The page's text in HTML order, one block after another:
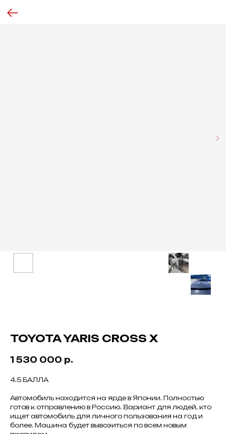
TOYOTA YARIS CROSS X
1 530 000 р.
4.5 БАЛЛА
Автомобиль находится на ярде в Японии. Полностью
готов к отправлению в Россию. Вариант для людей, кто
ищет автомобиль для личного пользования на год и
более. Машина будет вывозиться по всем новым